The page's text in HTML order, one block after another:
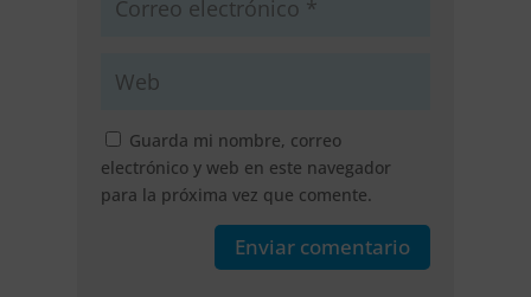
Guarda mi nombre, correo
electrónico y web en este navegador
para la próxima vez que comente.
Enviar comentario